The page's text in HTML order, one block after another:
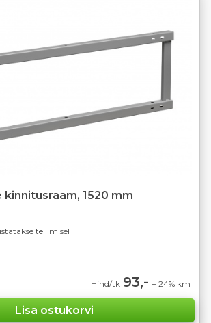
1520 mm
tellimisel
Hind/tk 93,- + 24% km